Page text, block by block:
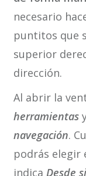
necesario
puntitos que
superior
dirección.
Al abrir la
herramientas
navegación.
podrás elegir
indica Desde